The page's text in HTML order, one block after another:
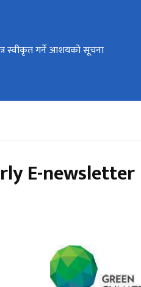
सम्बन्धमा ।
स्वीकृत गर्ने आशयको सूचना
E-newsletter